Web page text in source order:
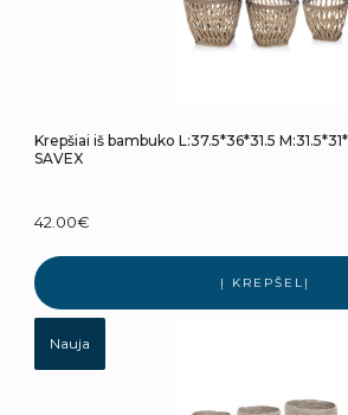
Krepšiai iš bambuko L:37.5*36*31.5 M:31.5*31*29 S:27*27*25.5
SAVEX
42.00€
Į KREPŠELĮ
Nauja